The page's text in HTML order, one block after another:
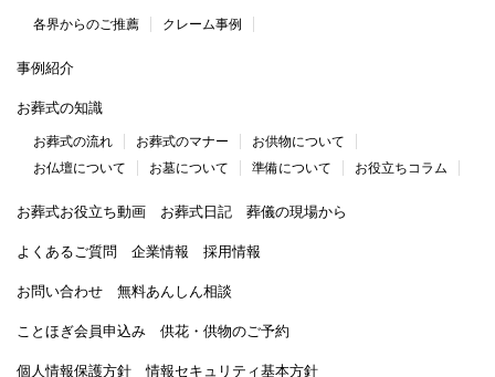
各界からのご推薦 クレーム事例
事例紹介
お葬式の知識
お葬式の流れ お葬式のマナー
お供物について
お仏壇について
お墓について 準備について お役立ちコラム
お葬式お役立ち動画 お葬式日記 葬儀の現場から
よくあるご質問 企業情報 採用情報
お問い合わせ 無料あんしん相談
ことほぎ会員申込み 供花・供物のご予約
個人情報保護方針 情報セキュリティ基本方針